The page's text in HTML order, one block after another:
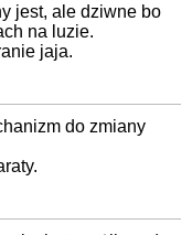
jest, ale dziwne bo
na luzie.
jaja.
do zmiany